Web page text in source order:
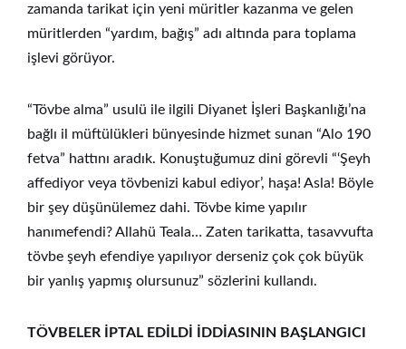
zamanda tarikat için yeni müritler kazanma ve gelen
müritlerden “yardım, bağış” adı altında para toplama
işlevi görüyor.
“Tövbe alma” usulü ile ilgili Diyanet İşleri Başkanlığı’na
bağlı il müftülükleri bünyesinde hizmet sunan “Alo 190
fetva” hattını aradık. Konuştuğumuz dini görevli “‘Şeyh
affediyor veya tövbenizi kabul ediyor’, haşa! Asla! Böyle
bir şey düşünülemez dahi. Tövbe kime yapılır
hanımefendi? Allahü Teala… Zaten tarikatta, tasavvufta
tövbe şeyh efendiye yapılıyor derseniz çok çok büyük
bir yanlış yapmış olursunuz” sözlerini kullandı.
TÖVBELER İPTAL EDİLDİ İDDİASININ BAŞLANGICI